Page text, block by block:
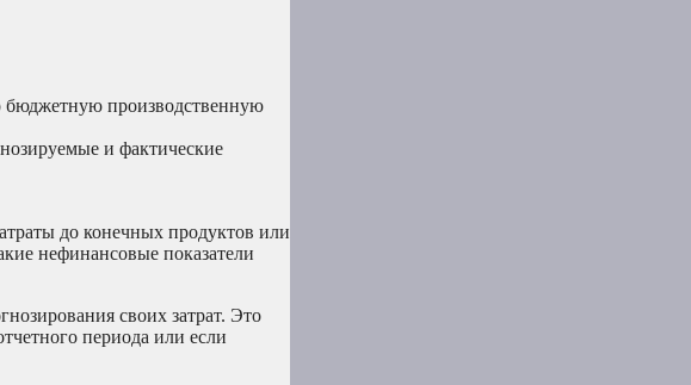
бюджетную производственную
и фактические
до конечных продуктов или
нефинансовые показатели
своих затрат. Это
периода или если